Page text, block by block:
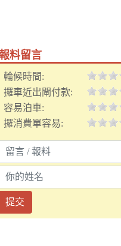
料留言
輪候時間:
攞車近出閘付款:
容易泊車:
攞消費單容易:
提交